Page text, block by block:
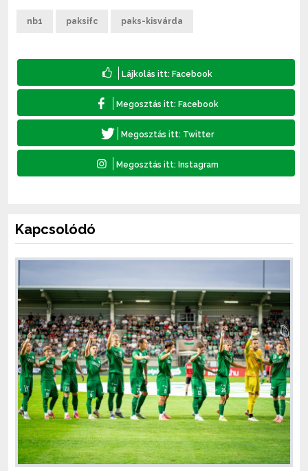
nb1 paksifc paks-kisvárda
Kapcsolódó